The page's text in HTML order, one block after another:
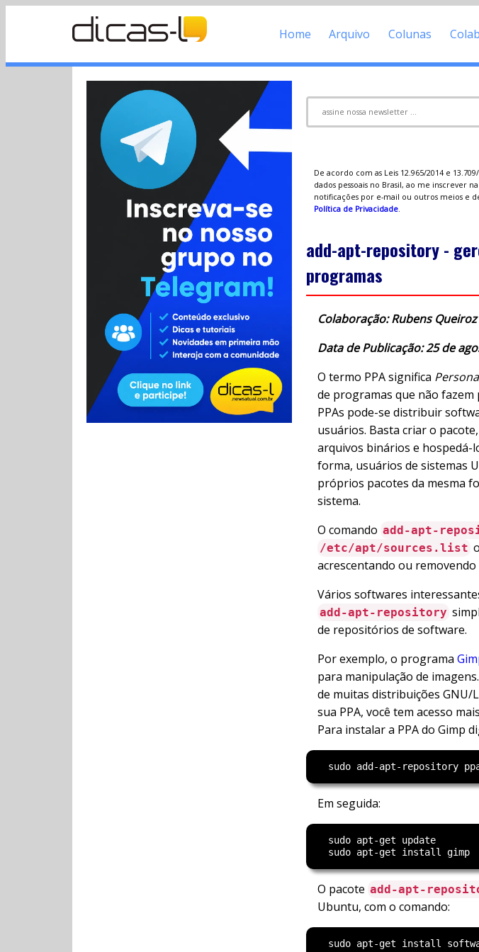
Home Arquivo Colunas
De acordo com as Leis 12.965/2014 e
dados pessoais no Brasil, ao me inscrever
notificações por e-mail ou outros meios e
Política de Privacidade.
add-apt-repository -
programas
Colaboração: Rubens
Data de Publicação: 25 de
O termo PPA significa
de programas que não
PPAs pode-se distribuir
usuários. Basta criar o
arquivos binários e
forma, usuários de sistemas
próprios pacotes da mesma
sistema.
O comando add-apt-
/etc/apt/sources.list
acrescentando ou removendo
Vários softwares
add-apt-repository
de repositórios de software.
Por exemplo, o programa
para manipulação de
de muitas distribuições GNU/
sua PPA, você tem acesso
Para instalar a PPA do Gimp
Em seguida:
  sudo apt-get update
O pacote add-apt-
Ubuntu, com o comando: